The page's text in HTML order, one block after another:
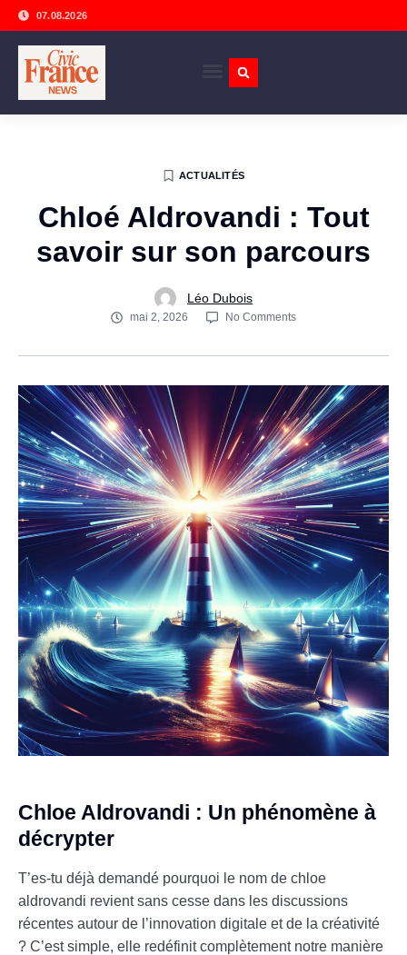
07.08.2026
ACTUALITÉS
Chloé Aldrovandi : Tout
savoir sur son parcours
Léo Dubois
mai 2, 2026 No Comments
Chloe Aldrovandi : Un phénomène à
décrypter
T’es-tu déjà demandé pourquoi le nom de chloe
aldrovandi revient sans cesse dans les discussions
récentes autour de l’innovation digitale et de la créativité
? C’est simple, elle redéfinit complètement notre manière